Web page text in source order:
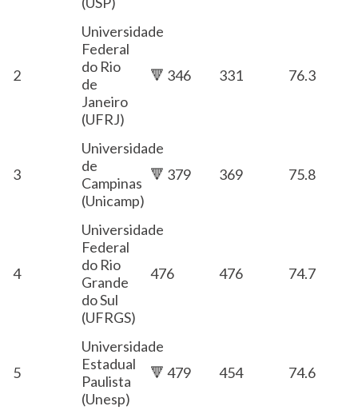
2
Universidade
Federal
do Rio
de
Janeiro
(UFRJ)
🔻 346 331 76.3
3
Universidade
de
Campinas
(Unicamp)
🔻 379 369 75.8
4
Universidade
Federal
do Rio
Grande
do Sul
(UFRGS)
476 476 74.7
5
Universidade
Estadual
Paulista
(Unesp)
🔻 479 454 74.6